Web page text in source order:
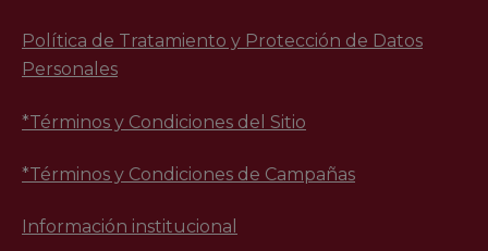
Política de Tratamiento y Protección de Datos
Personales
*Términos y Condiciones del Sitio
*Términos y Condiciones de Campañas
Información institucional